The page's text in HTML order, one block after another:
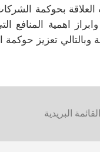
بحوكمة
اهمية المنافع
وبالتالي تعزيز
البريدية